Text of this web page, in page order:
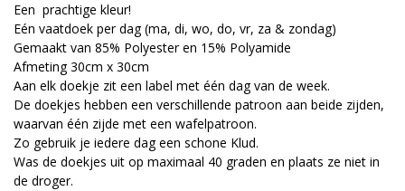
Een prachtige kleur!
Eén vaatdoek per dag (ma, di, wo, do, vr, za & zondag)
Gemaakt van 85% Polyester en 15% Polyamide
Afmeting 30cm x 30cm
Aan elk doekje zit een label met één dag van de week.
De doekjes hebben een verschillende patroon aan beide zijden,
waarvan één zijde met een wafelpatroon.
Zo gebruik je iedere dag een schone Klud.
Was de doekjes uit op maximaal 40 graden en plaats ze niet in
de droger.